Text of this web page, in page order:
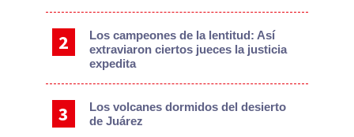
Los campeones de la lentitud: Así
extraviaron ciertos jueces la justicia
expedita
Los volcanes dormidos del desierto
de Juárez